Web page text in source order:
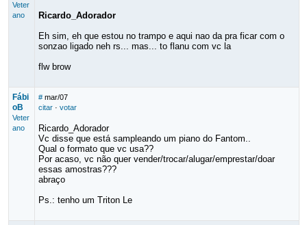
Veter
ano
Ricardo_Adorador
Eh sim, eh que estou no trampo e aqui nao da pra ficar com o
sonzao ligado neh rs... mas... to flanu com vc la
flw brow
Fábi
oB
Veter
ano
# mar/07
citar· votar
Ricardo_Adorador
Vc disse que está sampleando um piano do Fantom..
Qual o formato que vc usa??
Por acaso, vc não quer vender/trocar/alugar/emprestar/doar
essas amostras???
abraço
Ps.: tenho um Triton Le